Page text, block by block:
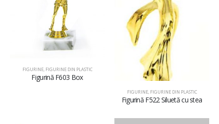
FIGURINE, FIGURINE DIN PLASTIC
Figurină F603 Box
FIGURINE, FIGURINE DIN PLASTIC
Figurină F522 Siluetă cu stea